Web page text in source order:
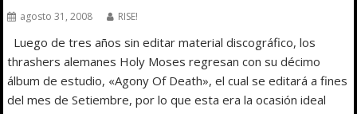
agosto 31, 2008 RISE!
Luego de tres años sin editar material discográfico, los
thrashers alemanes Holy Moses regresan con su décimo
álbum de estudio, «Agony Of Death», el cual se editará a fines
del mes de Setiembre, por lo que esta era la ocasión ideal